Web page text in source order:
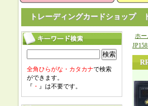
トレーディングカードショップ
検索
全角ひらがな・カタカナで検索
ができます。
『 ・ 』は不要です。
ホ